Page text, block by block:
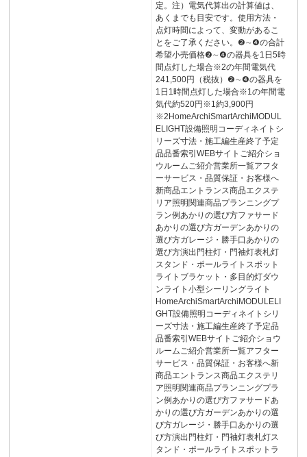
定。注）電気代算出の計算値は、
あくまでも目安です。使用方法・
点灯時間によって、変動があるこ
とをご了承ください。❷∼❹の合計
希望小売価格❷∼❹の器具を1日5時
間点灯した場合※2の年間電気代
241,500円（税抜）❷∼❹の器具を
1日1時間点灯した場合※1の年間電
気代約520円※1約3,900円
※2HomeArchiSmartArchiMODUL
ELIGHT設備照明コーディネイトシ
リーズ寸法・施工編生産終了予定
品品番索引WEBサイトご紹介ショ
ウルームご紹介営業所一覧アフタ
ーサービス・品質保証・お客様へ
新商品エントランス商品エクステ
リア照明関連商品プランニングプ
ラン例あかりの選び方ファサード
あかりの選び方ガーデンあかりの
選び方ガレージ・勝手口あかりの
選び方演出門柱灯・門袖灯表札灯
スタンド・ポールライトスポット
ライトブラケット・多目的灯ダウ
ンライト小型シーリングライト
HomeArchiSmartArchiMODULELI
GHT設備照明コーディネイトシリ
ーズ寸法・施工編生産終了予定品
品番索引WEBサイトご紹介ショウ
ルームご紹介営業所一覧アフター
サービス・品質保証・お客様へ新
商品エントランス商品エクステリ
ア照明関連商品プランニングプラ
ン例あかりの選び方ファサードあ
かりの選び方ガーデンあかりの選
び方ガレージ・勝手口あかりの選
び方演出門柱灯・門袖灯表札灯ス
タンド・ポールライトスポットラ